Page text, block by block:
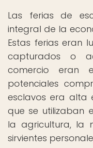
Las ferias de
integral de la
Estas ferias eran
capturados o
comercio eran
potenciales
esclavos era alta
que se utilizaban
la agricultura, la
sirvientes